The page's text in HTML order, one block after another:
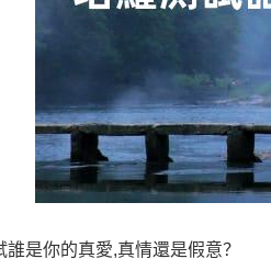
誰是你的真愛,真情還是假意？